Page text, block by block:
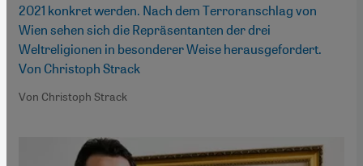
2021 konkret werden. Nach dem Terroranschlag von
Wien sehen sich die Repräsentanten der drei
Weltreligionen in besonderer Weise herausgefordert.
Von Christoph Strack
Von Christoph Strack